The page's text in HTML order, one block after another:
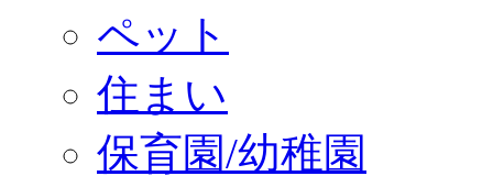
ペット
住まい
保育園/幼稚園